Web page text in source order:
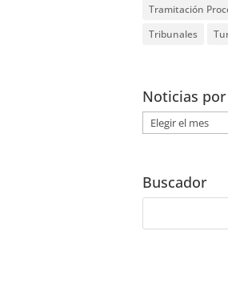
Tramitación
Tribunales
Noticias por
Noticias
por
Buscador